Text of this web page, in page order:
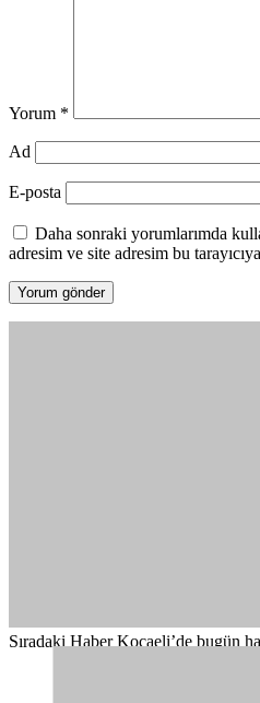
Yorum *
Ad
E-posta
Daha sonraki yorumlarımda
adresim ve site adresim bu
Sıradaki Haber Kocaeli’de bugün